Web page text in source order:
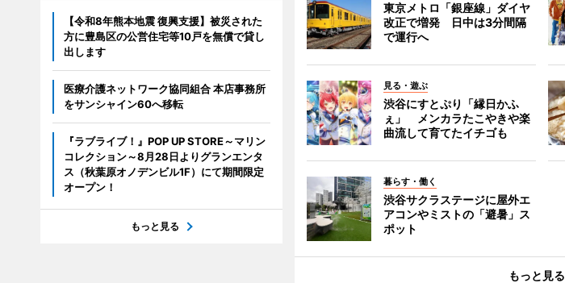
東京メトロ「銀座線」ダイヤ
改正で増発 日中は3分間隔
で運行へ
見る・遊ぶ
渋谷にすとぷり「縁日かふ
ぇ」 メンカラたこやきや楽
曲流して育てたイチゴも
暮らす・働く
渋谷サクラステージに屋外エ
アコンやミストの「避暑」ス
ポット
もっと見る
【令和8年熊本地震 復興支援】被災された
方に豊島区の公営住宅等10戸を無償で貸し
出します
医療介護ネットワーク協同組合 本店事務所
をサンシャイン60へ移転
『ラブライブ！』POP UP STORE～マリン
コレクション～8月28日よりグランエンタ
ス（秋葉原オノデンビル1F）にて期間限定
オープン！
もっと見る